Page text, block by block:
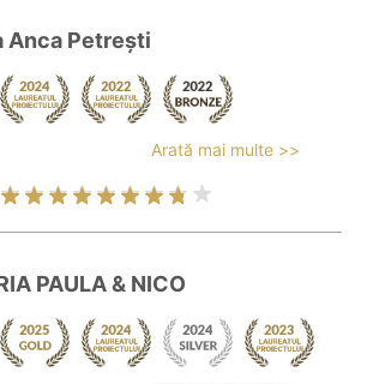
Anca Petrești
Arată mai multe >>
PAULA & NICO